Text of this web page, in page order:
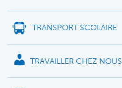
TRANSPORT SCOLAIRE
TRAVAILLER CHEZ NOUS